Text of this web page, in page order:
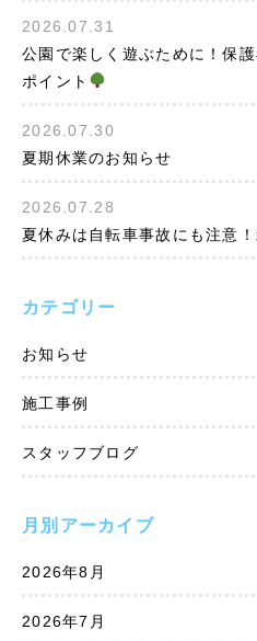
2026.07.31
公園で楽しく遊ぶために！保
ポイント
2026.07.30
夏期休業のお知らせ
2026.07.28
夏休みは自転車事故にも注意
カテゴリー
お知らせ
施工事例
スタッフブログ
月別アーカイブ
2026年8月
2026年7月